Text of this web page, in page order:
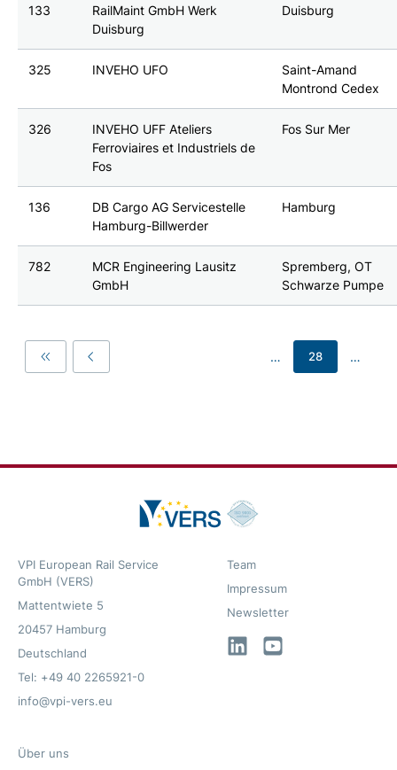
133
RailMaint GmbH Werk
Duisburg
Duisburg
325 INVEHO UFO
Saint-Amand
Montrond Cedex
326
INVEHO UFF Ateliers
Ferroviaires et Industriels de
Fos
Fos Sur Mer
136
DB Cargo AG Servicestelle
Hamburg-Billwerder
Hamburg
782
MCR Engineering Lausitz
GmbH
Spremberg, OT
Schwarze Pumpe
First Previous
… 28 …
VPI European Rail Service
GmbH (VERS)
Mattentwiete 5
20457 Hamburg
Deutschland
Tel: +49 40 2265921-0
info@vpi-vers.eu
Team
Impressum
Newsletter
LinkedInYouTube
Über uns